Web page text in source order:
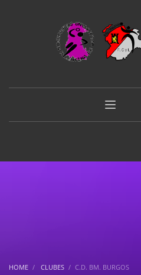
HOME CLUBES C.D. BM. BURGOS